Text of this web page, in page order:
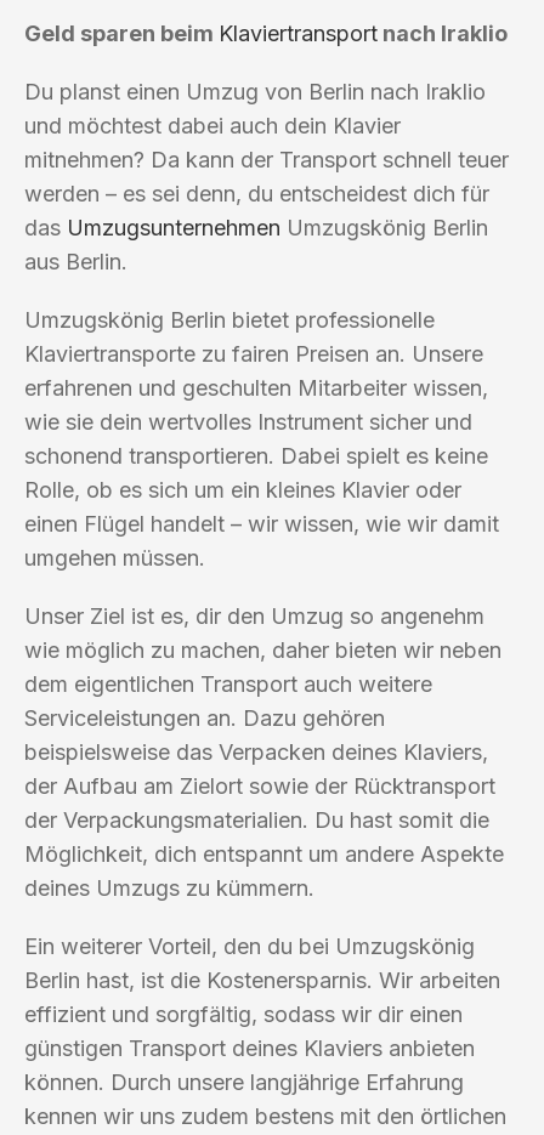
Geld sparen beim Klaviertransport nach Iraklio
Du planst einen Umzug von Berlin nach Iraklio
und möchtest dabei auch dein Klavier
mitnehmen? Da kann der Transport schnell teuer
werden – es sei denn, du entscheidest dich für
das Umzugsunternehmen Umzugskönig Berlin
aus Berlin.
Umzugskönig Berlin bietet professionelle
Klaviertransporte zu fairen Preisen an. Unsere
erfahrenen und geschulten Mitarbeiter wissen,
wie sie dein wertvolles Instrument sicher und
schonend transportieren. Dabei spielt es keine
Rolle, ob es sich um ein kleines Klavier oder
einen Flügel handelt – wir wissen, wie wir damit
umgehen müssen.
Unser Ziel ist es, dir den Umzug so angenehm
wie möglich zu machen, daher bieten wir neben
dem eigentlichen Transport auch weitere
Serviceleistungen an. Dazu gehören
beispielsweise das Verpacken deines Klaviers,
der Aufbau am Zielort sowie der Rücktransport
der Verpackungsmaterialien. Du hast somit die
Möglichkeit, dich entspannt um andere Aspekte
deines Umzugs zu kümmern.
Ein weiterer Vorteil, den du bei Umzugskönig
Berlin hast, ist die Kostenersparnis. Wir arbeiten
effizient und sorgfältig, sodass wir dir einen
günstigen Transport deines Klaviers anbieten
können. Durch unsere langjährige Erfahrung
kennen wir uns zudem bestens mit den örtlichen